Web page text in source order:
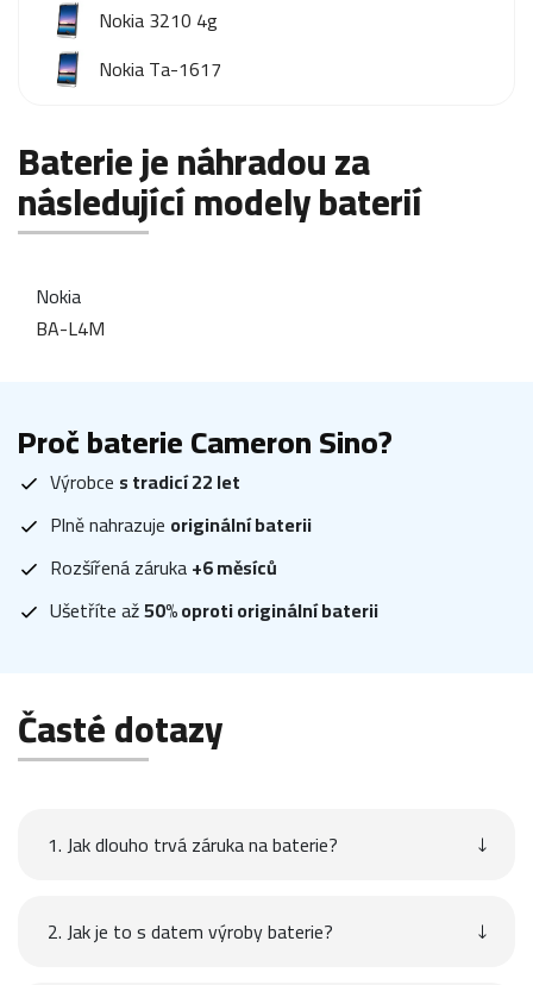
Nokia 3210 4g
Nokia Ta-1617
Baterie je náhradou za
následující modely baterií
Nokia
BA-L4M
Proč baterie Cameron Sino?
Výrobce s tradicí 22 let
Plně nahrazuje originální baterii
Rozšířená záruka+6 měsíců
Ušetříte až50% oproti originální baterii
Časté dotazy
1. Jak dlouho trvá záruka na baterie?
2. Jak je to s datem výroby baterie?